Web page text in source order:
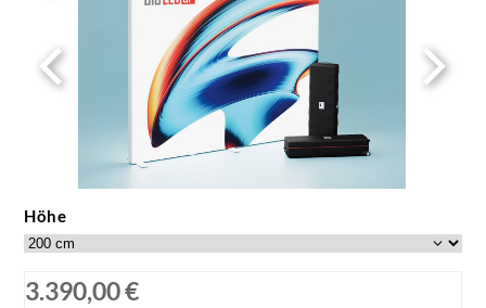
Höhe
3.390,00 €